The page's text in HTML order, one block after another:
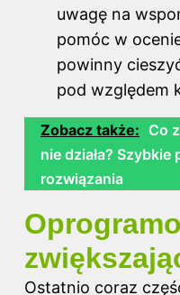
uwagę na
pomóc w
powinny
pod względem
Zobacz także: Co
nie działa?
rozwiązania
Ostatnio coraz